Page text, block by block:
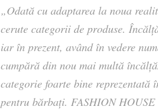
„Odată cu adaptarea la noua
cerute categorii de produse.
iar în prezent, având în vedere
cumpără din nou mai multă
categorie foarte bine reprezentată
pentru bărbați. FASHION HOUSE